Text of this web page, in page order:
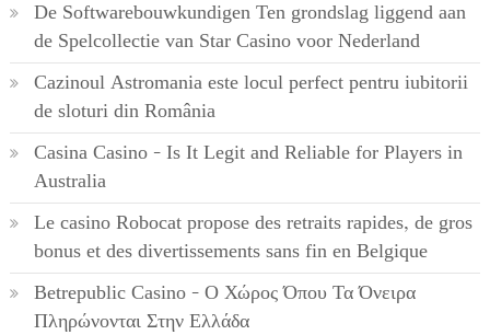
De Softwarebouwkundigen Ten grondslag liggend aan
de Spelcollectie van Star Casino voor Nederland
Cazinoul Astromania este locul perfect pentru iubitorii
de sloturi din România
Casina Casino – Is It Legit and Reliable for Players in
Australia
Le casino Robocat propose des retraits rapides, de gros
bonus et des divertissements sans fin en Belgique
Betrepublic Casino – Ο Χώρος Όπου Τα Όνειρα
Πληρώνονται Στην Ελλάδα